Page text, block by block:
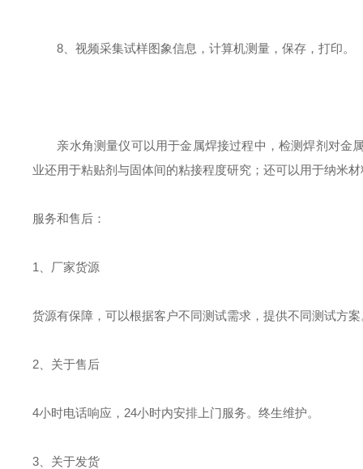
8、视频采集试样图象信息，计算机测量，保存，打印。
亲水角测量仪可以用于金属焊接过程中，检测焊剂对金
业还用于粘贴剂与固体间的粘接程度研究；还可以用于纳米
服务和售后：
1、厂家货源
货源有保障，可以根据客户不同测试需求，提供不同测试方案
2、关于售后
4小时电话响应，24小时内安排上门服务。终生维护。
3、关于发货